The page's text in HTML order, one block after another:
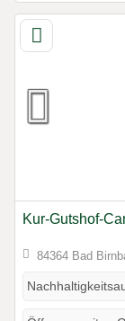
Kur-Gutshof-
84364 Bad